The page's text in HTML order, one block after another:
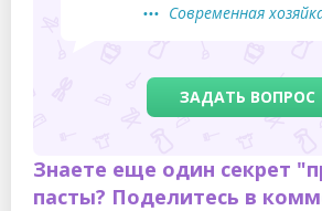
Современная
ЗАДАТЬ ВОПРОС
Знаете еще один секрет
пасты? Поделитесь в